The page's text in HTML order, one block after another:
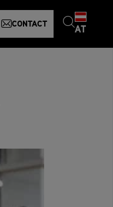
CONTACT AT